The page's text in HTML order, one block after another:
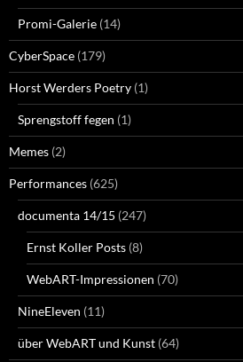
Promi-Galerie (14)
CyberSpace (179)
Horst Werders Poetry (1)
Sprengstoff fegen (1)
Memes (2)
Performances (625)
documenta 14/15 (247)
Ernst Koller Posts (8)
WebART-Impressionen (70)
NineEleven (11)
über WebART und Kunst (64)